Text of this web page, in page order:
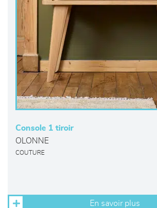
Console 1 tiroir
OLONNE
COUTURE
En savoir plus